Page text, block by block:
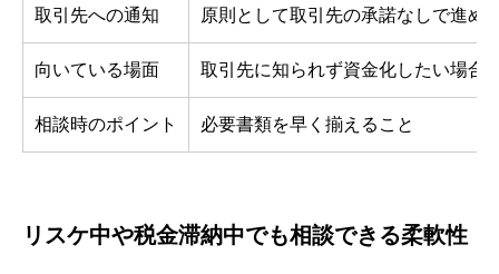
取引先への通知 原則として取引先の承諾なしで進め
向いている場面 取引先に知られず資金化したい場合
相談時のポイント 必要書類を早く揃えること
リスケ中や税金滞納中でも相談できる柔軟性